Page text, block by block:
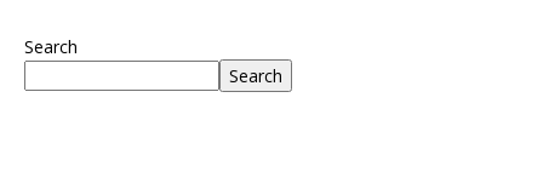
Search
Search